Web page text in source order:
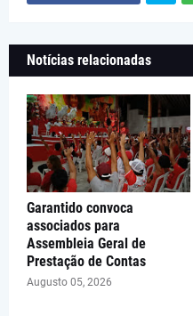
Notícias relacionadas
Garantido convoca
associados para
Assembleia Geral de
Prestação de Contas
Augusto 05, 2026